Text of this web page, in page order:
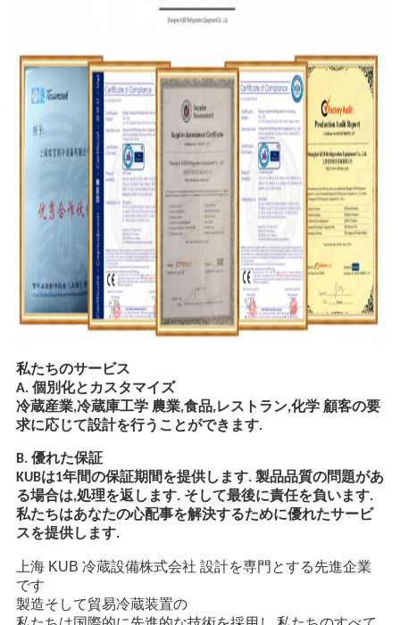
引
用
を
し
な
さ
い
地
図
プ
ラ
イ
私たちのサービス
A. 個別化とカスタマイズ
冷蔵産業,冷蔵庫工学 農業,食品,レストラン,化学 顧客の要
求に応じて設計を行うことができます.
B. 優れた保証
KUBは1年間の保証期間を提供します. 製品品質の問題があ
る場合は,処理を返します. そして最後に責任を負います.
私たちはあなたの心配事を解決するために優れたサービ
スを提供します.
上海 KUB 冷蔵設備株式会社 設計を専門とする先進企業
です
製造そして貿易冷蔵装置の